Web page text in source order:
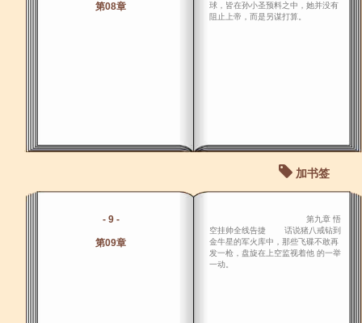
第08章
球，皆在孙小圣预料之中，她并没有
阻止上帝，而是另谋打算。
加书签
- 9 -
第09章
第九章 悟
空挂帅全线告捷 话说猪八戒钻到
金牛星的军火库中，那些飞碟不敢再
发一枪，盘旋在上空监视着他 的一举
一动。